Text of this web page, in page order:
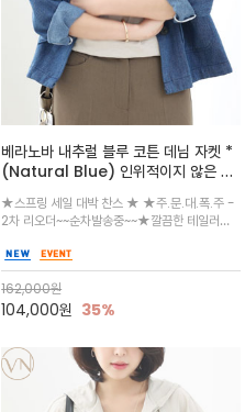
베라노바 내추럴 블루 코튼 데님 자켓 *
(Natural Blue) 인위적이지 않은 자
연스러운 중청 색감으로 면워싱되어 부
드럽고 툭 걸쳐도 스타일 나오는 블레이
져 타입이라 데일리 코디 만능 템
★스프링 세일 대박 찬스 ★ ★주.문.대.폭.주 -
2차 리오더~~순차발송중~~★깔끔한 테일러드
브라운 가죽 로고 패치/적당한 여유감의 세미 크
롭 기장으로 데님이나 화이트 팬츠와 매치해 감
각적인 룩을 완성해 보세요^^
162,000원
104,000원 35%